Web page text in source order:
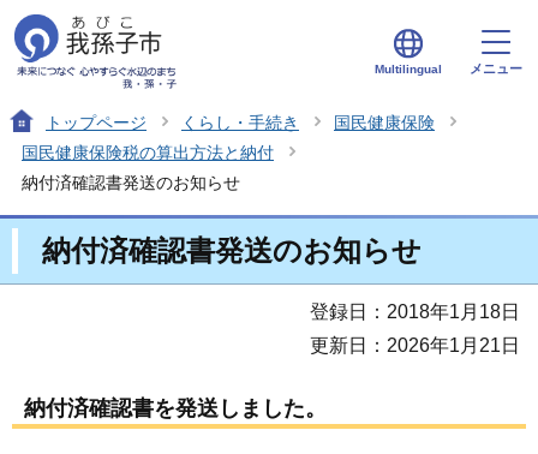
Multilingual メニュー
トップページ くらし・手続き
国民健康保険
国民健康保険税の算出方法と納付
納付済確認書発送のお知らせ
納付済確認書発送のお知らせ
登録日：2018年1月18日
更新日：2026年1月21日
納付済確認書を発送しました。